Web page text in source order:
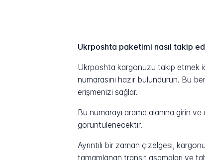
Ukrposhta paketimi nasıl takip
Ukrposhta kargonuzu takip etmek
numarasını hazır bulundurun. Bu
erişmenizi sağlar.
Bu numarayı arama alanına girin
görüntülenecektir.
Ayrıntılı bir zaman çizelgesi,
tamamlanan transit aşamaları ve